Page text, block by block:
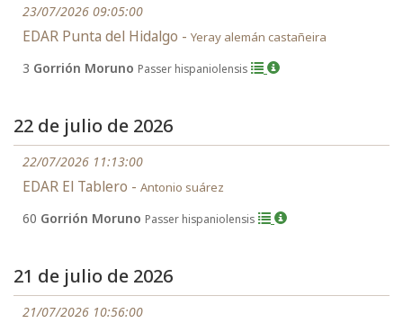
23/07/2026 09:05:00
EDAR Punta del Hidalgo - Yeray alemán castañeira
3 Gorrión Moruno Passer hispaniolensis
22 de julio de 2026
22/07/2026 11:13:00
EDAR El Tablero - Antonio suárez
60 Gorrión Moruno Passer hispaniolensis
21 de julio de 2026
21/07/2026 10:56:00